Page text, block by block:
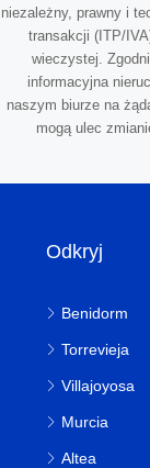
niezależny, prawny i
transakcji (ITP/
wieczystej.
informacyjna
naszym biurze na
mogą ulec
Odkryj
Benidorm
Torrevieja
Villajoyosa
Murcia
Altea